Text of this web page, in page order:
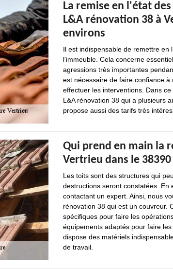
La remise en l'état
L&A rénovation 38 à
environs
Il est indispensable de remettre en
l'immeuble. Cela concerne
agressions très importantes
est nécessaire de faire confiance
effectuer les interventions. Dans
L&A rénovation 38 qui a plusieurs
propose aussi des tarifs très
Qui prend en main la
Vertrieu dans le
Les toits sont des structures qui
destructions seront constatées. En
contactant un expert. Ainsi, nous
rénovation 38 qui est un couvreur.
spécifiques pour faire les
équipements adaptés pour faire
dispose des matériels
de travail.